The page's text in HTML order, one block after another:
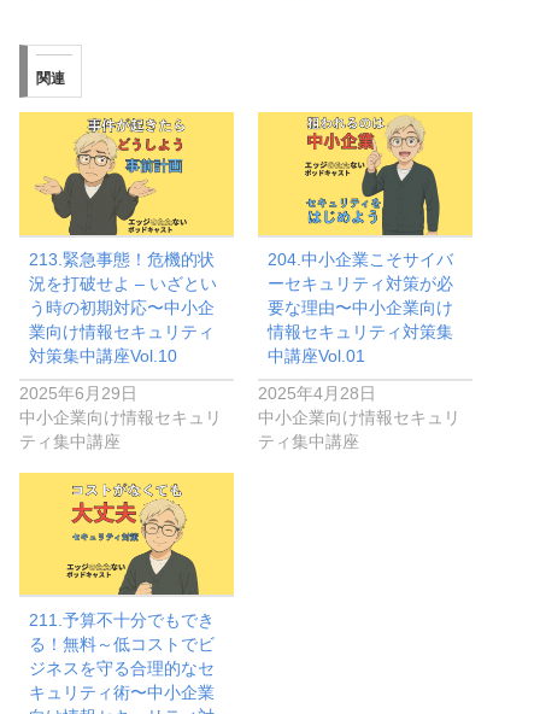
ヤ関連
213.緊急事態！危機的状
況を打破せよ – いざとい
う時の初期対応〜中小企
業向け情報セキュリティ
対策集中講座Vol.10
2025年6月29日
中小企業向け情報セキュリ
ティ集中講座
204.中小企業こそサイバ
ーセキュリティ対策が必
要な理由〜中小企業向け
情報セキュリティ対策集
中講座Vol.01
2025年4月28日
中小企業向け情報セキュリ
ティ集中講座
211.予算不十分でもでき
る！無料～低コストでビ
ジネスを守る合理的なセ
キュリティ術〜中小企業